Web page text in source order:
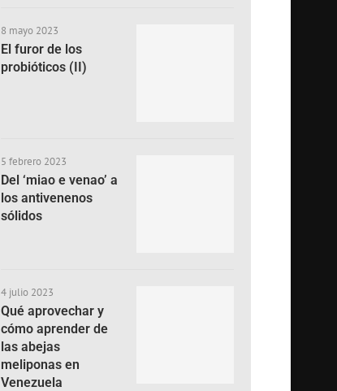
8 mayo 2023
El furor de los
probióticos (II)
5 febrero 2023
Del ‘miao e venao’ a
los antivenenos
sólidos
4 julio 2023
Qué aprovechar y
cómo aprender de
las abejas
meliponas en
Venezuela